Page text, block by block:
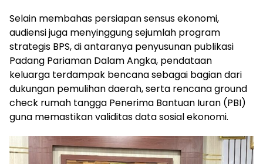
Selain membahas persiapan sensus ekonomi,
audiensi juga menyinggung sejumlah program
strategis BPS, di antaranya penyusunan publikasi
Padang Pariaman Dalam Angka, pendataan
keluarga terdampak bencana sebagai bagian dari
dukungan pemulihan daerah, serta rencana ground
check rumah tangga Penerima Bantuan Iuran (PBI)
guna memastikan validitas data sosial ekonomi.